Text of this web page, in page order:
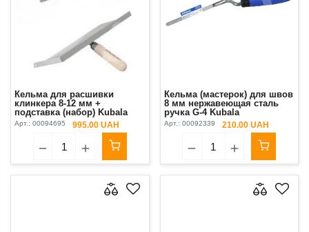
Кельма для расшивки
клинкера 8-12 мм +
подставка (набор) Kubala
Арт.: 00094695 995.00 UAH
Кельма (мастерок) для швов
8 мм нержавеющая сталь
ручка G-4 Kubala
Арт.: 00092339 210.00 UAH